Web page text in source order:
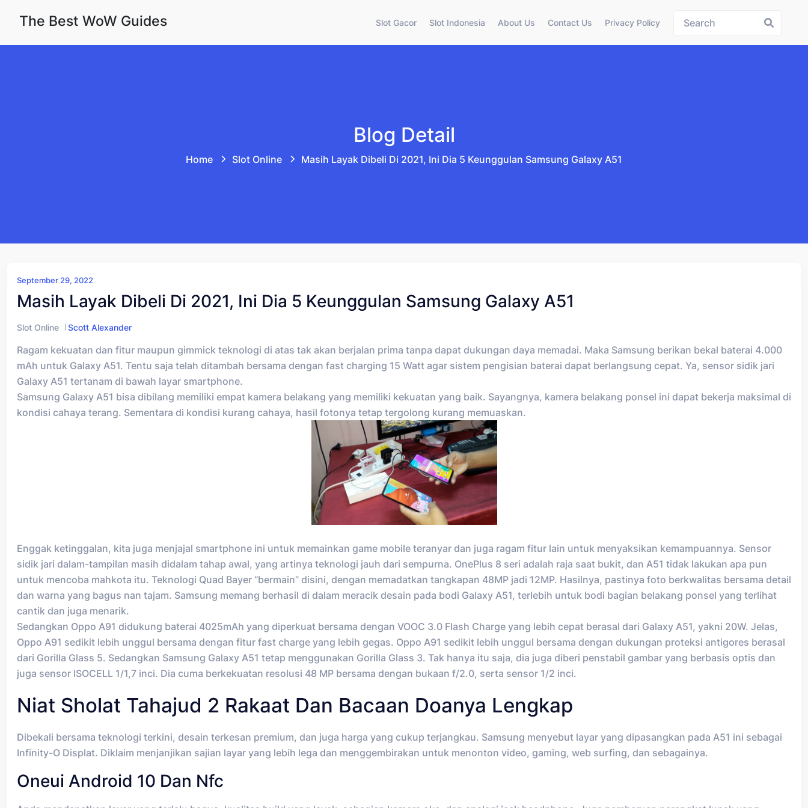
The Best WoW Guides Slot Gacor Slot Indonesia About Us Contact Us Privacy Policy
Blog Detail
Home Slot Online Masih Layak Dibeli Di 2021, Ini Dia 5 Keunggulan Samsung Galaxy A51
September 29, 2022
Masih Layak Dibeli Di 2021, Ini Dia 5 Keunggulan Samsung Galaxy A51
Slot Online Scott Alexander
Ragam kekuatan dan fitur maupun gimmick teknologi di atas tak akan berjalan prima tanpa dapat dukungan daya memadai. Maka Samsung berikan bekal baterai 4.000
mAh untuk Galaxy A51. Tentu saja telah ditambah bersama dengan fast charging 15 Watt agar sistem pengisian baterai dapat berlangsung cepat. Ya, sensor sidik jari
Galaxy A51 tertanam di bawah layar smartphone.
Samsung Galaxy A51 bisa dibilang memiliki empat kamera belakang yang memiliki kekuatan yang baik. Sayangnya, kamera belakang ponsel ini dapat bekerja maksimal di
kondisi cahaya terang. Sementara di kondisi kurang cahaya, hasil fotonya tetap tergolong kurang memuaskan.
Enggak ketinggalan, kita juga menjajal smartphone ini untuk memainkan game mobile teranyar dan juga ragam fitur lain untuk menyaksikan kemampuannya. Sensor
sidik jari dalam-tampilan masih didalam tahap awal, yang artinya teknologi jauh dari sempurna. OnePlus 8 seri adalah raja saat bukit, dan A51 tidak lakukan apa pun
untuk mencoba mahkota itu. Teknologi Quad Bayer “bermain” disini, dengan memadatkan tangkapan 48MP jadi 12MP. Hasilnya, pastinya foto berkwalitas bersama detail
dan warna yang bagus nan tajam. Samsung memang berhasil di dalam meracik desain pada bodi Galaxy A51, terlebih untuk bodi bagian belakang ponsel yang terlihat
cantik dan juga menarik.
Sedangkan Oppo A91 didukung baterai 4025mAh yang diperkuat bersama dengan VOOC 3.0 Flash Charge yang lebih cepat berasal dari Galaxy A51, yakni 20W. Jelas,
Oppo A91 sedikit lebih unggul bersama dengan fitur fast charge yang lebih gegas. Oppo A91 sedikit lebih unggul bersama dengan dukungan proteksi antigores berasal
dari Gorilla Glass 5. Sedangkan Samsung Galaxy A51 tetap menggunakan Gorilla Glass 3. Tak hanya itu saja, dia juga diberi penstabil gambar yang berbasis optis dan
juga sensor ISOCELL 1/1,7 inci. Dia cuma berkekuatan resolusi 48 MP bersama dengan bukaan f/2.0, serta sensor 1/2 inci.
Niat Sholat Tahajud 2 Rakaat Dan Bacaan Doanya Lengkap
Dibekali bersama teknologi terkini, desain terkesan premium, dan juga harga yang cukup terjangkau. Samsung menyebut layar yang dipasangkan pada A51 ini sebagai
Infinity-O Displat. Diklaim menjanjikan sajian layar yang lebih lega dan menggembirakan untuk menonton video, gaming, web surfing, dan sebagainya.
Oneui Android 10 Dan Nfc